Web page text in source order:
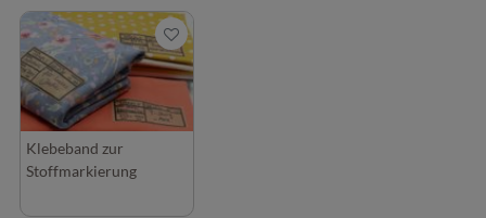
Klebeband zur
Stoffmarkierung